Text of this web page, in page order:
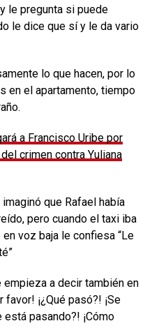
le pregunta si puede
le dice que sí y le da vario
lo que hacen, por lo
en el apartamento, tiempo
a Francisco Uribe por
crimen contra Yuliana
que Rafael había
pero cuando el taxi iba
voz baja le confiesa “Le
empieza a decir también en
favor! ¡¿Qué pasó?! ¡Se
pasando?! ¡Cómo